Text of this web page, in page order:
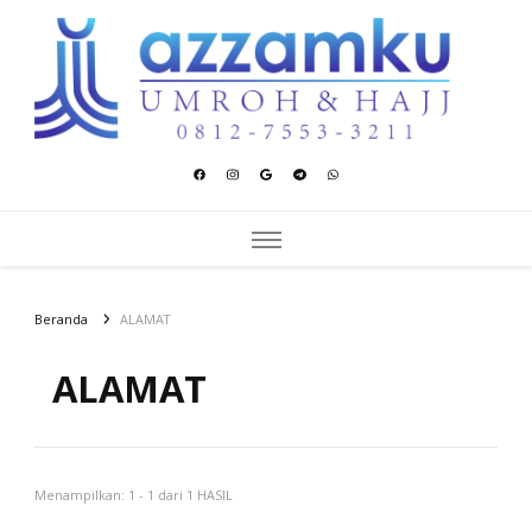
Azzamku Umroh dan Hajj
Beranda ALAMAT
ALAMAT
Menampilkan: 1 - 1 dari 1 HASIL